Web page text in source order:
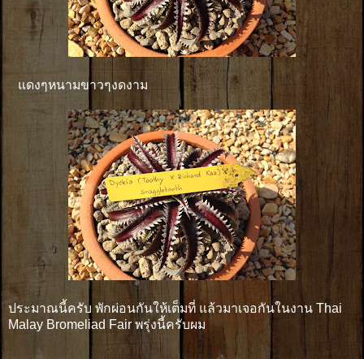
แดงๆหนามขาวๆงดงาม
ประมาณนี้ครับ พักผ่อนกันให้เต็มที่ แล้วมาเจอกันในงาน Thai
Malay Bromeliad Fair พรุ่งนี้ครับผม